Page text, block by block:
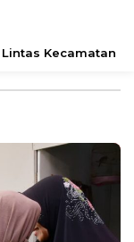
Lintas Kecamatan